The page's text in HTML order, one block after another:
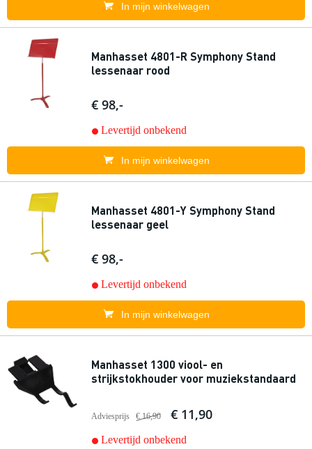
In mijn winkelwagen
Manhasset 4801-R Symphony Stand
lessenaar rood
€ 98,-
Levertijd onbekend
In mijn winkelwagen
Manhasset 4801-Y Symphony Stand
lessenaar geel
€ 98,-
Levertijd onbekend
In mijn winkelwagen
Manhasset 1300 viool- en
strijkstokhouder voor muziekstandaard
Adviesprijs € 16,90 € 11,90
Levertijd onbekend